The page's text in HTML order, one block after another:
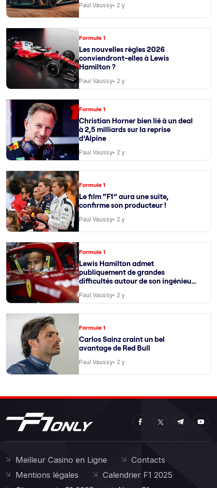
Paul Vaussy 2 y
Formule 1
Les nouvelles règles 2026
conviendront-elles à Lewis
Hamilton ?
Paul Vaussy 2 y
Formule 1
Christian Horner bien lié à un deal
à 2,5 milliards sur la reprise
d’Alpine
Paul Vaussy 2 y
Formule 1
Le film “F1” aura une suite,
confirme son producteur !
Paul Vaussy 2 y
Formule 1
Lewis Hamilton admet
publiquement de grandes
difficultés autour de son ingénieur
Paul Vaussy 2 y
Formule 1
Carlos Sainz craint un bel
avantage de Red Bull
Paul Vaussy 2 y
Meilleur Casino en Ligne
Contacts
Mentions légales
Calendrier F1 2025